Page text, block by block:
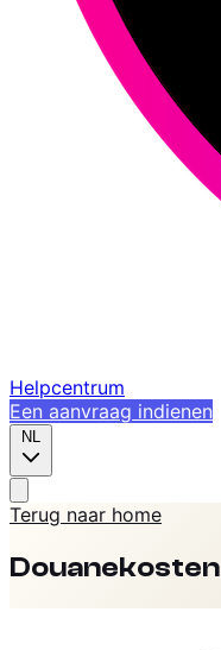
Helpcentrum
Een aanvraag indienen
NL
Terug naar home
Douanekosten